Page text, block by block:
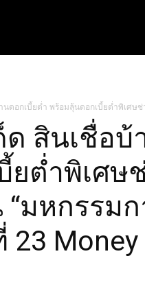
ดอกเบี้ยต่ำ พร้อมลุ้นดอกเบี้ยต่ำพิเศษ
สินเชื่อบ้
ต่ำพิเศษ
มหกรรมก
23 Money